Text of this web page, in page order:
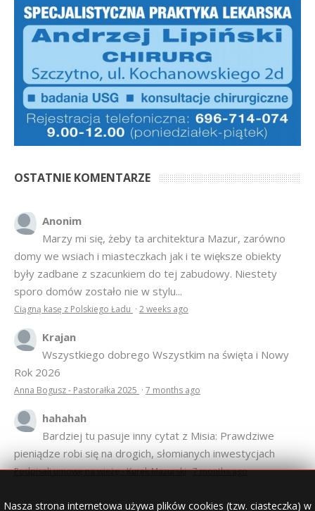
OSTATNIE KOMENTARZE
Anonim
Marzy mi się, żeby ta architektura Mazur, zarówno
domy we wsiach i miasteczkach jak i te większe obiekty
były zadbane z szacunkiem do tej zabudowy. Niestety
sporo domów zostało nie w stylu...
Ciągną kasę z Polskiego Ładu · 2 weeks ago
Krajan
Wszystkiego dobrego Wszystkim na święta i Nowy
Rok 2026
Anna Bogusz - Pastorałka 2025 · 7 months ago
hahahah
Bardziej tu pasuje inny cytat z Misia: Prawdziwe
pieniądze robi się na drogich, słomianych inwestycjach
Podpisali umowę na wieżę - Kurek Mazurski·7 months ago
Nasza strona internetowa używa plików cookies (tzw. ciasteczka) w